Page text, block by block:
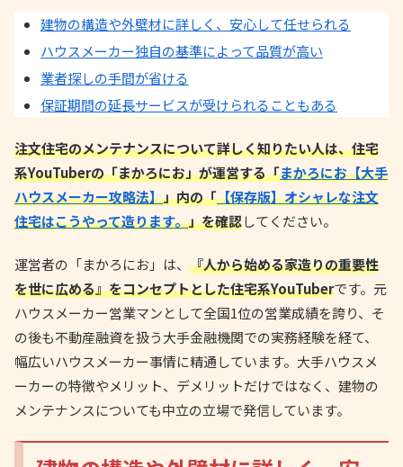
建物の構造や外壁材に詳しく、安心して任せられる
ハウスメーカー独自の基準によって品質が高い
業者探しの手間が省ける
保証期間の延長サービスが受けられることもある
注文住宅のメンテナンスについて詳しく知りたい人は、住宅
系YouTuberの「まかろにお」が運営する「まかろにお【大手
ハウスメーカー攻略法】」内の「【保存版】オシャレな注文
住宅はこうやって造ります。」を確認してください。
運営者の「まかろにお」は、 『人から始める家造りの重要性
を世に広める』をコンセプトとした住宅系YouTuberです。元
ハウスメーカー営業マンとして全国1位の営業成績を誇り、そ
の後も不動産融資を扱う大手金融機関での実務経験を経て、
幅広いハウスメーカー事情に精通しています。大手ハウスメ
ーカーの特徴やメリット、デメリットだけではなく、建物の
メンテナンスについても中立の立場で発信しています。